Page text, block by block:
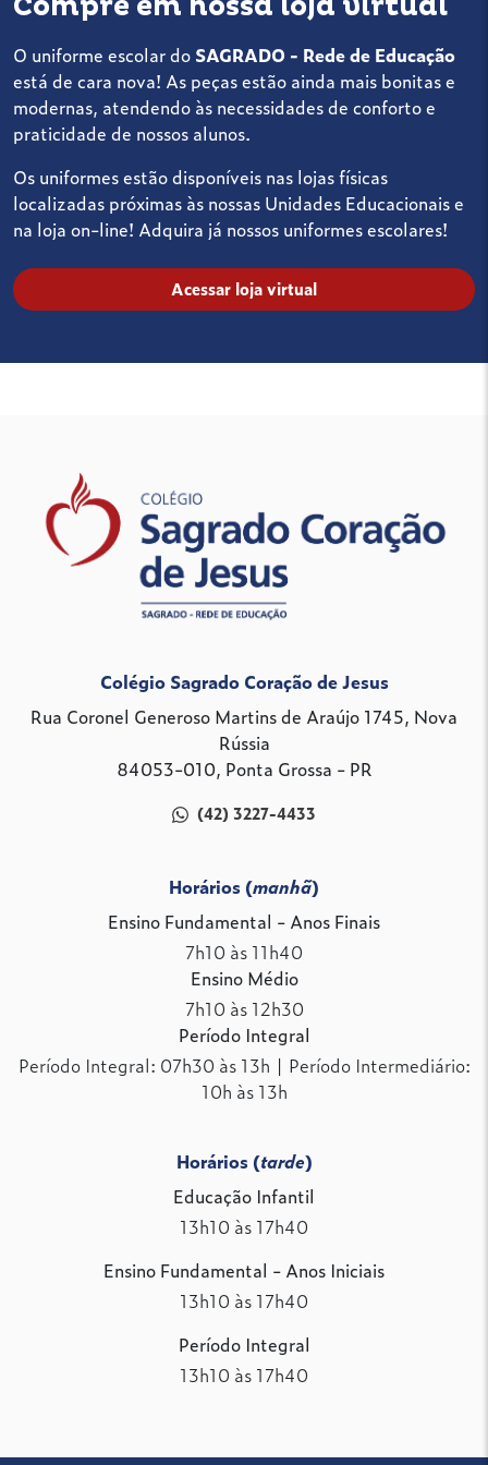
Compre em nossa loja virtual
O uniforme escolar do SAGRADO - Rede de Educação
está de cara nova! As peças estão ainda mais bonitas e
modernas, atendendo às necessidades de conforto e
praticidade de nossos alunos.
Os uniformes estão disponíveis nas lojas físicas
localizadas próximas às nossas Unidades Educacionais e
na loja on-line! Adquira já nossos uniformes escolares!
Acessar loja virtual
Colégio Sagrado Coração de Jesus
Rua Coronel Generoso Martins de Araújo 1745, Nova
Rússia
84053-010, Ponta Grossa - PR
(42) 3227-4433
Horários (manhã)
Ensino Fundamental - Anos Finais
7h10 às 11h40
Ensino Médio
7h10 às 12h30
Período Integral
Período Integral: 07h30 às 13h | Período Intermediário:
10h às 13h
Horários (tarde)
Educação Infantil
13h10 às 17h40
Ensino Fundamental - Anos Iniciais
13h10 às 17h40
Período Integral
13h10 às 17h40